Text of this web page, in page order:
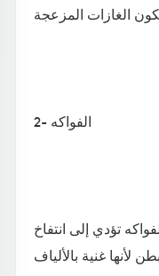
2- الفواكه
تؤدي إلى انتفاخ